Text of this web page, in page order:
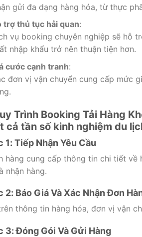
gửi đa dạng hàng hóa, từ thực
trợ thủ tục hải quan:
vụ booking chuyên nghiệp sẽ hỗ
nhập khẩu trở nên thuận tiện hơn.
cước cạnh tranh:
đơn vị vận chuyển cung cấp mức
Trình Booking Tải Hàng
1: Tiếp Nhận Yêu Cầu
hàng cung cấp thông tin chi tiết
nhận hàng.
2: Báo Giá Và Xác Nhận Đơn
thông tin hàng hóa, đơn vị vận
3: Đóng Gói Và Gửi Hàng